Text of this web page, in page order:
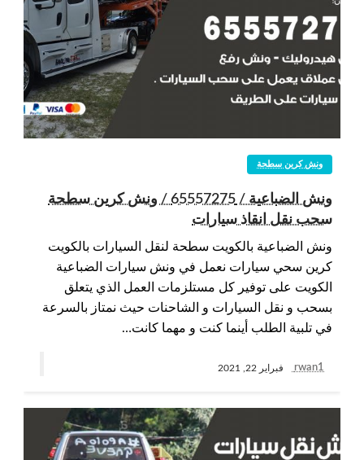
ونش كرين سطحة
ونش الضباعية / 65557275 / ونش كرين سطحة
سحب نقل انقاذ سيارات
ونش الضباعية بالكويت سطحة لنقل السيارات بالكويت
كرين سحي سيارات نعمل في ونش سيارات الضباعية
الكويت على توفير كل مستلزمات العمل الذي يتعلق
بسحب و نقل السيارات و الشاحنات حيث نمتاز بالسرعة
في تلبية الطلب أينما كنت و مهما كانت…
rwan1 فبراير 22, 2021